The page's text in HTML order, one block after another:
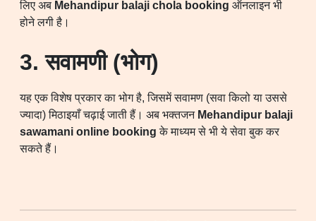
लिए अब Mehandipur balaji chola booking ऑनलाइन भी
होने लगी है।
3. सवामणी (भोग)
यह एक विशेष प्रकार का भोग है, जिसमें सवामण (सवा किलो या उससे
ज्यादा) मिठाइयाँ चढ़ाई जाती हैं। अब भक्तजन Mehandipur balaji
sawamani online booking के माध्यम से भी ये सेवा बुक कर
सकते हैं।